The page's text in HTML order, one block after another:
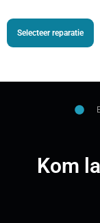
Selecteer reparatie
Kom